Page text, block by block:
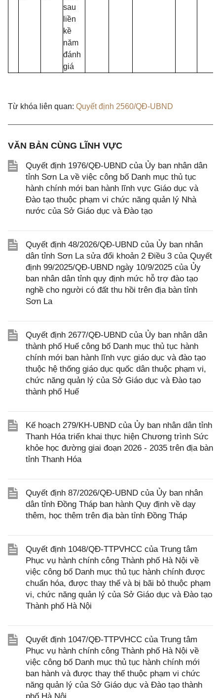
sau
liền
kề
năm
đánh
giá
Từ khóa liên quan: Quyết định 2560/QĐ-UBND
VĂN BẢN CÙNG LĨNH VỰC
Quyết định 1976/QĐ-UBND của Ủy ban nhân dân
tỉnh Sơn La về việc công bố Danh mục thủ tục
hành chính mới ban hành lĩnh vực Giáo dục và
Đào tạo thuộc phạm vi chức năng quản lý Nhà
nước của Sở Giáo dục và Đào tạo
Quyết định 48/2026/QĐ-UBND của Ủy ban nhân
dân tỉnh Sơn La sửa đổi khoản 2 Điều 3 của Quyết
định 99/2025/QĐ-UBND ngày 10/9/2025 của Ủy
ban nhân dân tỉnh quy định mức hỗ trợ đào tạo
nghề cho người có đất thu hồi trên địa bàn tỉnh
Sơn La
Quyết định 2677/QĐ-UBND của Ủy ban nhân dân
thành phố Huế công bố Danh mục thủ tục hành
chính mới ban hành lĩnh vực giáo dục và đào tạo
thuộc hệ thống giáo dục quốc dân thuộc phạm vi,
chức năng quản lý của Sở Giáo dục và Đào tạo
thành phố Huế
Kế hoạch 279/KH-UBND của Ủy ban nhân dân tỉnh
Thanh Hóa triển khai thực hiện Chương trình Sức
khỏe học đường giai đoạn 2026 - 2035 trên địa bàn
tỉnh Thanh Hóa
Quyết định 87/2026/QĐ-UBND của Ủy ban nhân
dân tỉnh Đồng Tháp ban hành Quy định về dạy
thêm, học thêm trên địa bàn tỉnh Đồng Tháp
Quyết định 1048/QĐ-TTPVHCC của Trung tâm
Phục vụ hành chính công Thành phố Hà Nội về
việc công bố Danh mục thủ tục hành chính được
chuẩn hóa, được thay thế và bị bãi bỏ thuộc phạm
vi, chức năng quản lý của Sở Giáo dục và Đào tạo
Thành phố Hà Nội
Quyết định 1047/QĐ-TTPVHCC của Trung tâm
Phục vụ hành chính công Thành phố Hà Nội về
việc công bố Danh mục thủ tục hành chính mới
ban hành và được thay thế thuộc phạm vi chức
năng quản lý của Sở Giáo dục và Đào tạo thành
phố Hà Nội